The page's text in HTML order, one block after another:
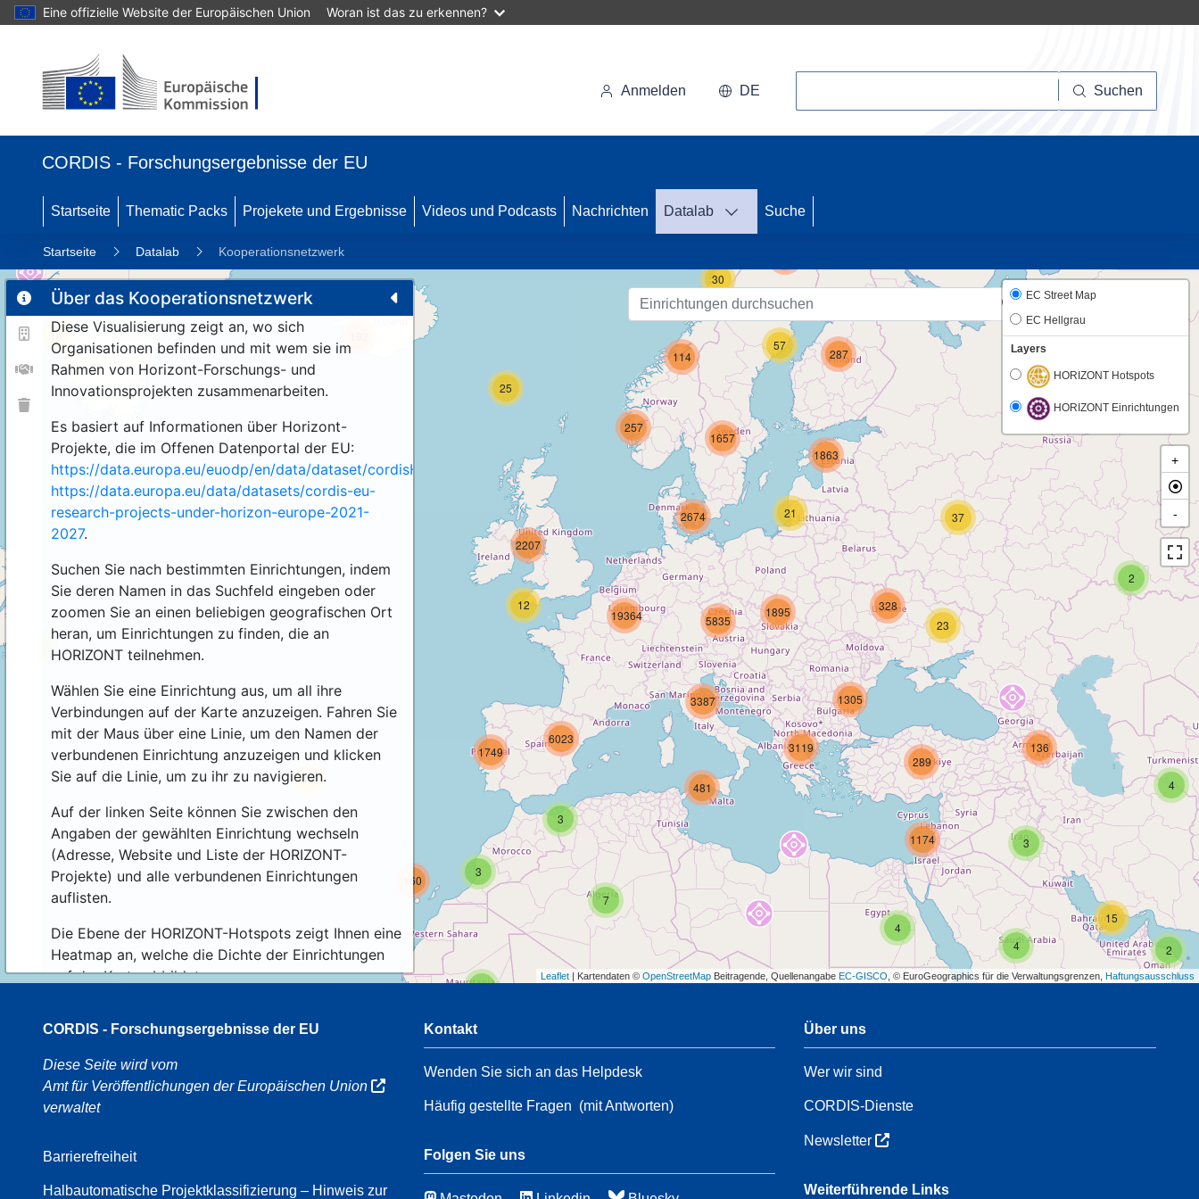
Eine offizielle Website der Europäischen Union Woran ist das zu erkennen?
Anmelden DE Suchen
CORDIS - Forschungsergebnisse der EU
Startseite Thematic Packs Projekete und Ergebnisse Videos und Podcasts Nachrichten Datalab Suche
Startseite Datalab Kooperationsnetzwerk
Über das Kooperationsnetzwerk
Diese Visualisierung zeigt an, wo sich
Organisationen befinden und mit wem sie im
Rahmen von Horizont-Forschungs- und
Innovationsprojekten zusammenarbeiten.
Es basiert auf Informationen über Horizont-
Projekte, die im Offenen Datenportal der EU:
https://data.europa.eu/euodp/en/data/dataset/cordisH2020projects.
https://data.europa.eu/data/datasets/cordis-eu-
research-projects-under-horizon-europe-2021-
2027.
Suchen Sie nach bestimmten Einrichtungen, indem
Sie deren Namen in das Suchfeld eingeben oder
zoomen Sie an einen beliebigen geografischen Ort
heran, um Einrichtungen zu finden, die an
HORIZONT teilnehmen.
Wählen Sie eine Einrichtung aus, um all ihre
Verbindungen auf der Karte anzuzeigen. Fahren Sie
mit der Maus über eine Linie, um den Namen der
verbundenen Einrichtung anzuzeigen und klicken
Sie auf die Linie, um zu ihr zu navigieren.
Auf der linken Seite können Sie zwischen den
Angaben der gewählten Einrichtung wechseln
(Adresse, Website und Liste der HORIZONT-
Projekte) und alle verbundenen Einrichtungen
auflisten.
Die Ebene der HORIZONT-Hotspots zeigt Ihnen eine
Heatmap an, welche die Dichte der Einrichtungen
auf der Karte abbildet.
2
2
105
2
4
15
136
10
3
7
3
44
160
30
57
287
23
37
328
3
4
4
289
1174
1305
3119
25
12
2207
21
114
257
1657
1863
1895
3387
2674
5835
481
1749
19364
6023
EC Street Map
EC Hellgrau
Layers
HORIZONT Hotspots
HORIZONT Einrichtungen
+
-
Leaflet | Kartendaten © OpenStreetMap Beitragende, Quellenangabe EC-GISCO , © EuroGeographics für die Verwaltungsgrenzen, Haftungsausschluss
CORDIS - Forschungsergebnisse der EU
Diese Seite wird vom
Amt für Veröffentlichungen der Europäischen Union
verwaltet
Barrierefreiheit
Halbautomatische Projektklassifizierung – Hinweis zur
Kontakt
Wenden Sie sich an das Helpdesk
Häufig gestellte Fragen (mit Antworten)
Folgen Sie uns
Über uns
Wer wir sind
CORDIS-Dienste
Newsletter
Weiterführende Links